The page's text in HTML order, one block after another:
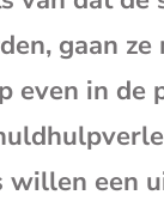
gaan ze
even in de
willen een